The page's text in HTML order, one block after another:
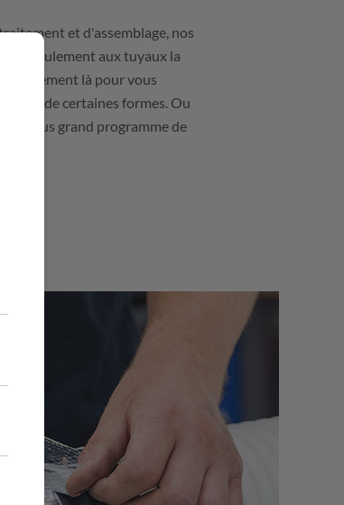
et d'assemblage, nos
pas seulement aux tuyaux la
également là pour vous
ou de certaines formes. Ou
le plus grand programme de